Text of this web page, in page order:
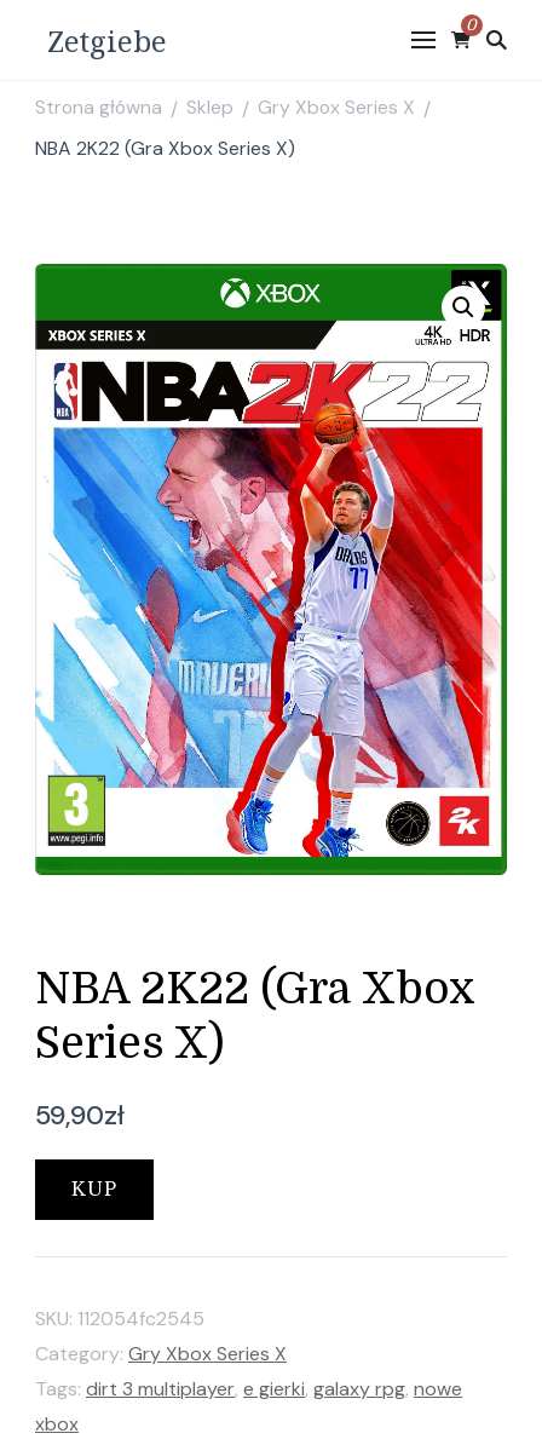
Zetgiebe 0
Strona główna / Sklep / Gry Xbox Series X /
NBA 2K22 (Gra Xbox Series X)
NBA 2K22 (Gra Xbox
Series X)
59,90zł
KUP
SKU: 112054fc2545
Category: Gry Xbox Series X
Tags: dirt 3 multiplayer, e gierki, galaxy rpg, nowe
xbox